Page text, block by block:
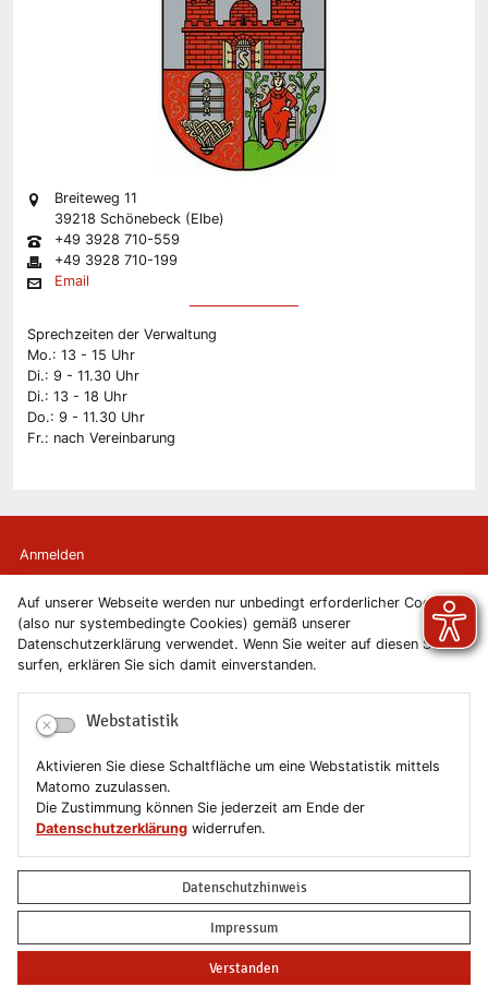
Auf unserer Webseite werden nur unbedingt erforderlicher Cookies
(also nur systembedingte Cookies) gemäß unserer
Datenschutzerklärung verwendet. Wenn Sie weiter auf diesen Seiten
surfen, erklären Sie sich damit einverstanden.
Webstatistik
Aktivieren Sie diese Schaltfläche um eine Webstatistik mittels
Matomo zuzulassen.
Die Zustimmung können Sie jederzeit am Ende der
Datenschutzerklärung widerrufen.
Datenschutzhinweis
Impressum
Verstanden
Breiteweg 11
39218 Schönebeck (Elbe)
+49 3928 710-559
+49 3928 710-199
Email
Sprechzeiten der Verwaltung
Mo.: 13 - 15 Uhr
Di.: 9 - 11.30 Uhr
Di.: 13 - 18 Uhr
Do.: 9 - 11.30 Uhr
Fr.: nach Vereinbarung
Anmelden
Kontakt
Newsletter
Datenschutzerklärung
Sitemap